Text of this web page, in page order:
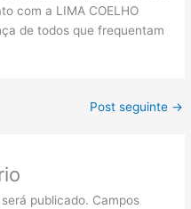
com a LIMA COELHO
de todos que frequentam
Post seguinte →
publicado. Campos